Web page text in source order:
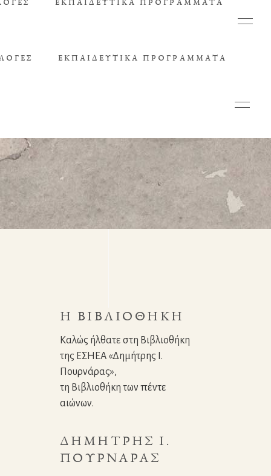
ΕΚΠΑΙΔΕΥΤΙΚΆ ΠΡΟΓΡΆΜΜΑΤΑ
Η ΒΙΒΛΙΟΘΉΚΗ
Καλώς ήλθατε στη Βιβλιοθήκη
της ΕΣΗΕΑ «Δημήτρης Ι.
Πουρνάρας»,
τη Βιβλιοθήκη των πέντε
αιώνων.
ΔΗΜΉΤΡΗΣ Ι.
ΠΟΥΡΝΆΡΑΣ